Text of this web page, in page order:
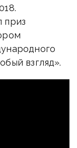
приз
взгляд».